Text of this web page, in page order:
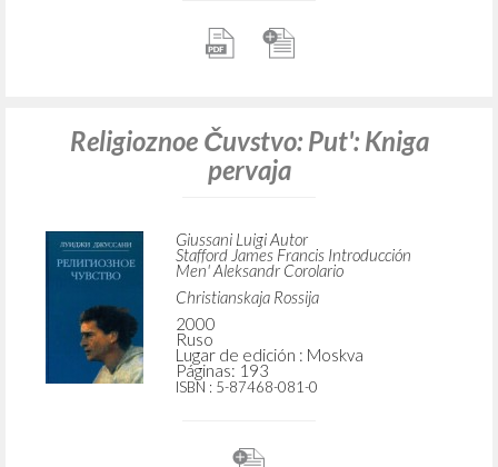
Religioznoe Čuvstvo: Put': Kniga
pervaja
Giussani Luigi Autor
Stafford James Francis Introducción
Men' Aleksandr Corolario
Christianskaja Rossija
2000
Ruso
Lugar de edición : Moskva
Páginas: 193
ISBN : 5-87468-081-0